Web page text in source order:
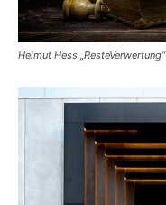
Helmut Hess „ResteVerwertung“